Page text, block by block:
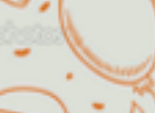
especial